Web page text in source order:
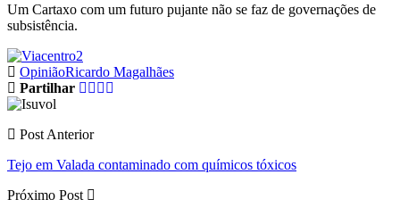
Um Cartaxo com um futuro pujante não se faz de governações de
subsistência.
OpiniãoRicardo Magalhães
Partilhar
Post Anterior
Tejo em Valada contaminado com químicos tóxicos
Próximo Post